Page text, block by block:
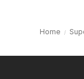
Home